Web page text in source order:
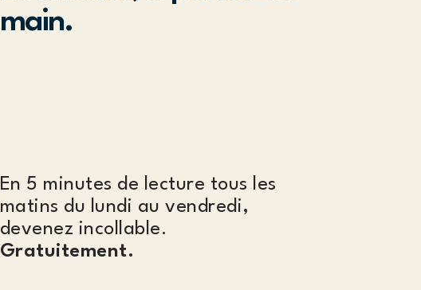
main.
En 5 minutes de lecture tous les
matins du lundi au vendredi,
devenez incollable.
Gratuitement.